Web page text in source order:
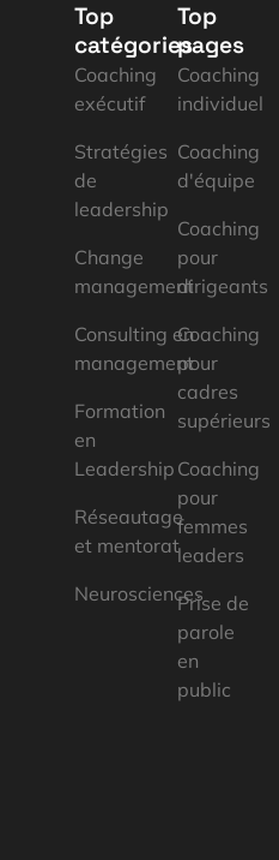
Top
catégories
Coaching
exécutif
Stratégies
de
leadership
Change
management
Consulting en
management
Formation
en
Leadership
Réseautage
et mentorat
Neurosciences
Top
pages
Coaching
individuel
Coaching
d'équipe
Coaching
pour
dirigeants
Coaching
pour
cadres
supérieurs
Coaching
pour
femmes
leaders
Prise de
parole
en
public